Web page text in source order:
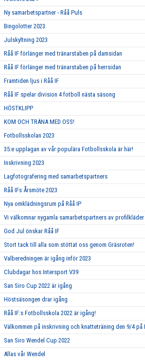
Ny samarbetspartner - Råå Puls
Bingolotter 2023
Julskyltning 2023
Råå IF förlänger med tränarstaben på damsidan
Råå IF förlänger med tränarstaben på herrsidan
Framtiden ljus i Råå IF
Råå IF spelar division 4 fotboll nästa säsong
HÖSTKLIPP
KOM OCH TRÄNA MED OSS!
Fotbollsskolan 2023
35:e upplagan av vår populära Fotbollsskola är här!
Inskrivning 2023
Lagfotografering med samarbetspartners
Råå IFs Årsmöte 2023
Nya omklädningsrum på Råå IP
Vi välkomnar nygamla samarbetspartners av profilkläder
God Jul önskar Råå IF
Stort tack till alla som stöttat oss genom Gräsroten!
Valberedningen är igång inför 2023
Clubdagar hos Intersport V39
San Siro Cup 2022 är igång
Höstsäsongen drar igång
Råå IF:s Fotbollsskola 2022 är igång!
Välkommen på inskrivning och knatteträning den 9/4 på
San Siro Wendel Cup 2022
Allas vår Wendel